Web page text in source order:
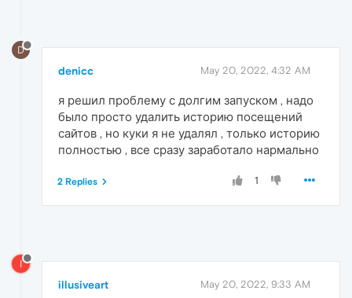
D
denicc May 20, 2022, 4:32 AM
я решил проблему с долгим запуском , надо
было просто удалить историю посещений
сайтов , но куки я не удалял , только историю
полностью , все сразу заработало нармально
1
2 Replies
I
illusiveart May 20, 2022, 9:33 AM